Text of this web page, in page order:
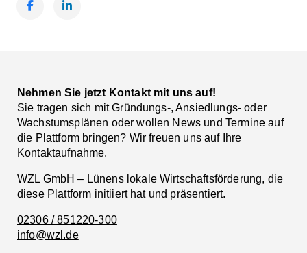
Nehmen Sie jetzt Kontakt mit uns auf!
Sie tragen sich mit Gründungs-, Ansiedlungs- oder
Wachstumsplänen oder wollen News und Termine auf
die Plattform bringen? Wir freuen uns auf Ihre
Kontaktaufnahme.
WZL GmbH – Lünens lokale Wirtschaftsförderung, die
diese Plattform initiiert hat und präsentiert.
02306 / 851220-300
info@wzl.de